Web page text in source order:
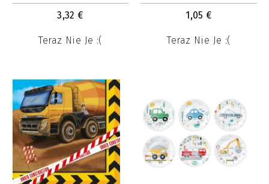
3,32 €
Teraz Nie Je :(
1,05 €
Teraz Nie Je :(